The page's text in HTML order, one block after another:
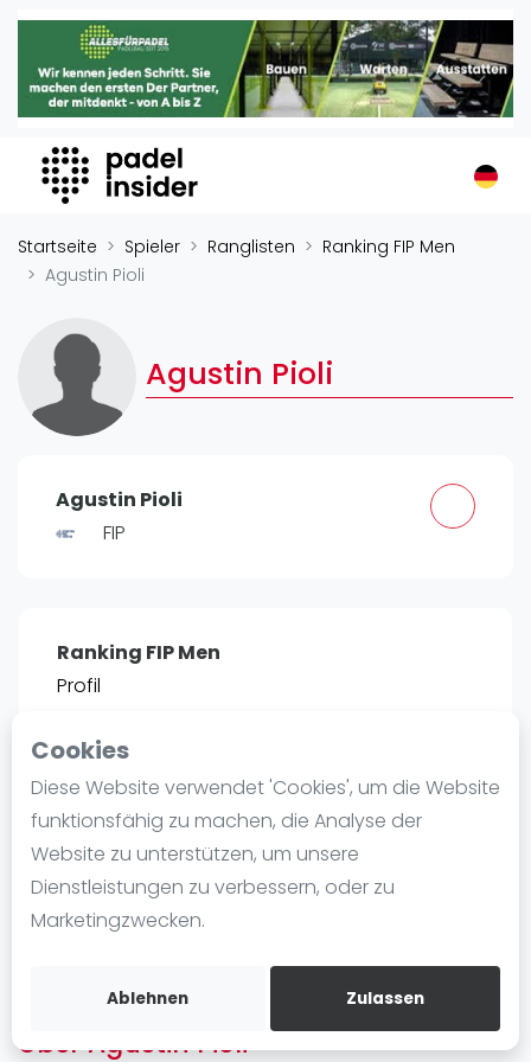
Cookies
Diese Website verwendet 'Cookies', um die Website
funktionsfähig zu machen, die Analyse der
Website zu unterstützen, um unsere
Dienstleistungen zu verbessern, oder zu
Marketingzwecken.
Ablehnen Zulassen
Padel Insider
Home
Organisationen
Buchungssysteme
Padel-Shops
Padel-Marken
Verschiedenes
Veranstaltungen
Turniere
Playtomic
Frauen
FIP Männer
Blog
Die Geschichte von Padel
Regeln und Punktzählung
Padel Schläge
Video
Startseite Spieler Ranglisten
Ranking FIP Men
Agustin Pioli
Agustin Pioli
Agustin Pioli
FIP
Ranking FIP Men
Profil
POSITIE
#2466 0
Bist du
Kostenloses Konto erstellen
Über Agustin Pioli